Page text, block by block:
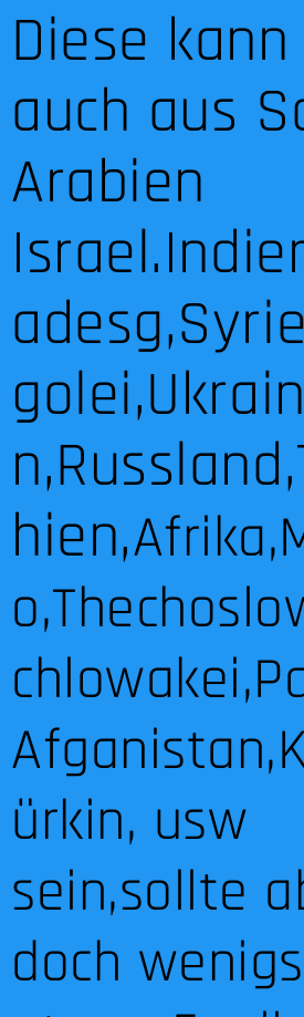
Diese
auch aus
Arabien
hien,
ürkin, usw
sein,sollte
doch